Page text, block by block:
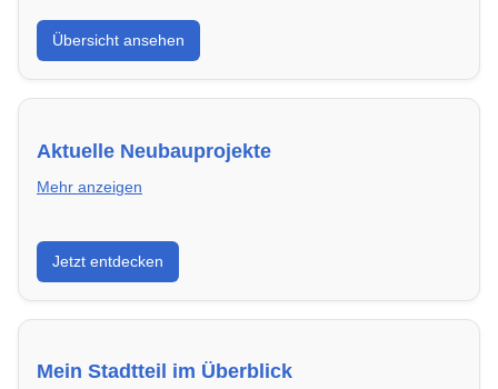
Hier findest du die wichtigsten Anbieter in Neuwied –
von Genossenschaften bis zu privaten Vermietern.
Übersicht ansehen
Aktuelle Neubauprojekte
Mehr anzeigen
Entdecke Neubauprojekte in Neuwied – modern,
energieeffizient und sofort bezugsfertig.
Jetzt entdecken
Mein Stadtteil im Überblick